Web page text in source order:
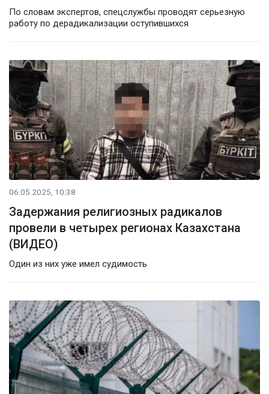
По словам экспертов, спецслужбы проводят серьезную
работу по дерадикализации оступившихся
06.05.2025, 10:38
Задержания религиозных радикалов
провели в четырех регионах Казахстана
(ВИДЕО)
Один из них уже имел судимость